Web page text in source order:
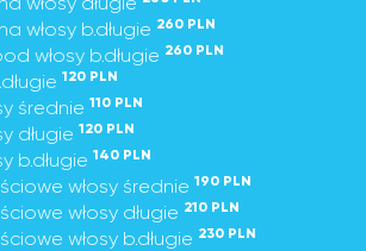
włosy b.długie 260 PLN
włosy b.długie 260 PLN
120 PLN
średnie 110 PLN
długie 120 PLN
b.długie 140 PLN
włosy średnie 190 PLN
włosy długie 210 PLN
włosy b.długie 230 PLN